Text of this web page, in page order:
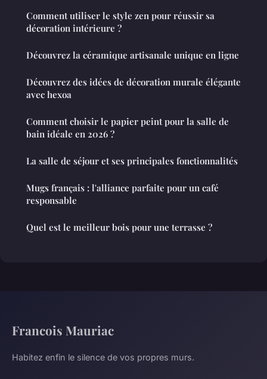
Comment utiliser le style zen pour réussir sa
décoration intérieure ?
Découvrez la céramique artisanale unique en ligne
Découvrez des idées de décoration murale élégante
avec hexoa
Comment choisir le papier peint pour la salle de
bain idéale en 2026 ?
La salle de séjour et ses principales fonctionnalités
Mugs français : l'alliance parfaite pour un café
responsable
Quel est le meilleur bois pour une terrasse ?
Francois Mauriac
Habitez enfin le silence de vos propres murs.